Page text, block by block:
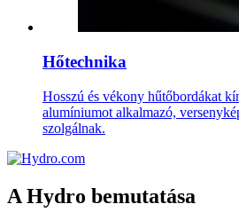
Hőtechnika
Hosszú és vékony hűtőbordákat
alumíniumot alkalmazó,
szolgálnak.
A Hydro bemutatása